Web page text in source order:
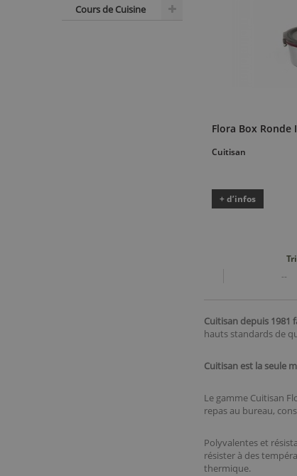
Cours de Cuisine
Flora Box Ronde
Cuitisan
+ d’infos
Tri
--
Cuitisan depuis 1981
hauts standards de
Cuitisan est la seule
Le gamme Cuitisan
repas au bureau,
Polyvalentes et
résister à des
thermique.